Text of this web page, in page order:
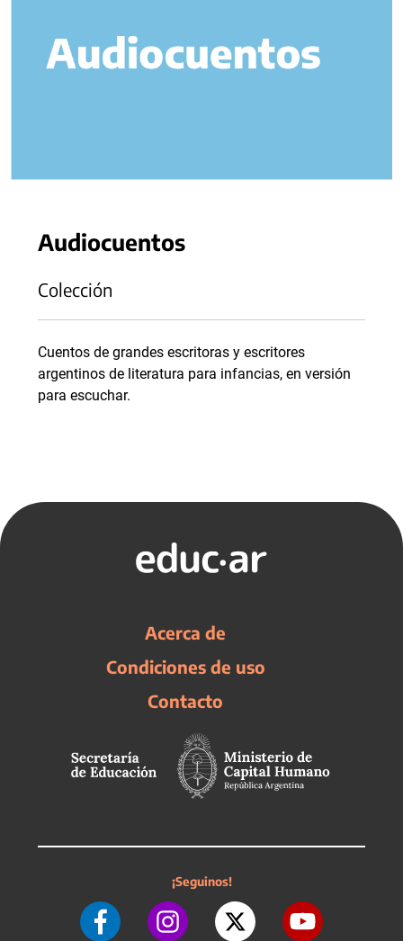
Audiocuentos
Colección
Cuentos de grandes escritoras y escritores
argentinos de literatura para infancias, en versión
para escuchar.
Acerca de
Condiciones de uso
Contacto
¡Seguinos!